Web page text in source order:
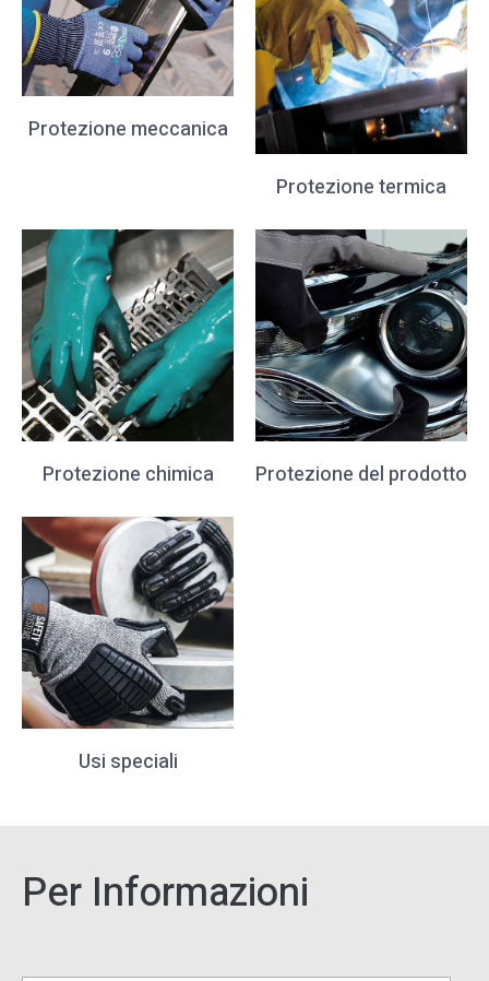
Protezione meccanica
Protezione termica
Protezione chimica Protezione del prodotto
Usi speciali
Per Informazioni